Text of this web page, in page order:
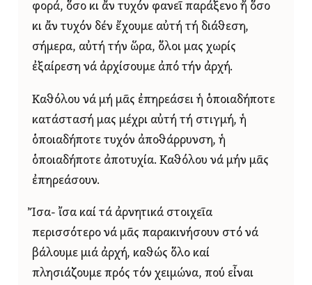
φορά, ὅσο κι ἄν τυχόν φανεῖ παράξενο ἤ ὅσο
κι ἄν τυχόν δέν ἔχουμε αὐτή τή διάθεση,
σήμερα, αὐτή τήν ὥρα, ὅλοι μας χωρίς
ἐξαίρεση νά ἀρχίσουμε ἀπό τήν ἀρχή.
Καθόλου νά μή μᾶς ἐπηρεάσει ἡ ὁποιαδήποτε
κατάστασή μας μέχρι αὐτή τή στιγμή, ἡ
ὁποιαδήποτε τυχόν ἀποθάρρυνση, ἡ
ὁποιαδήποτε ἀποτυχία. Καθόλου νά μήν μᾶς
ἐπηρεάσουν.
Ἴσα- ἴσα καί τά ἀρνητικά στοιχεῖα
περισσότερο νά μᾶς παρακινήσουν στό νά
βάλουμε μιά ἀρχή, καθώς ὅλο καί
πλησιάζουμε πρός τόν χειμώνα, πού εἶναι